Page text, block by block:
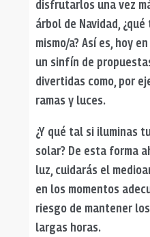
disfrutarlos una vez
árbol de Navidad,
mismo/a? Así es, hoy
un sinfín de
divertidas como, por
ramas y luces.
¿Y qué tal si iluminas
solar? De esta forma
luz, cuidarás el
en los momentos
riesgo de mantener
largas horas.